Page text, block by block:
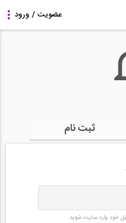
ثبت نام
خود وارد سایت شوید.